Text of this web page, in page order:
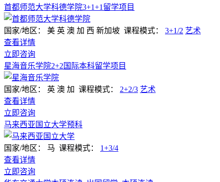
首都师范大学科德学院3+1+1留学项目
国家/地区： 美 英 澳 加 西 新加坡 课程模式： 3+1/2 艺术
查看详情
立即咨询
星海音乐学院2+2国际本科留学项目
国家/地区： 英 澳 加 课程模式： 2+2/3 艺术
查看详情
立即咨询
马来西亚国立大学预科
国家/地区： 马 课程模式： 1+3/4
查看详情
立即咨询